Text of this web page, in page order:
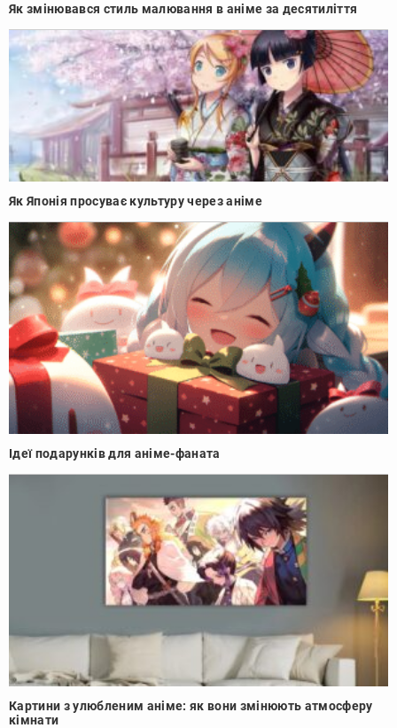
Як змінювався стиль малювання в аніме за десятиліття
Як Японія просуває культуру через аніме
Ідеї подарунків для аніме-фаната
Картини з улюбленим аніме: як вони змінюють атмосферу
кімнати